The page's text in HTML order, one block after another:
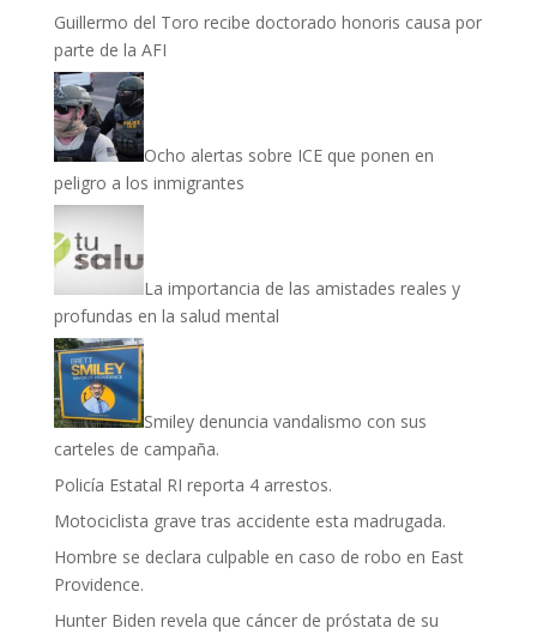
Guillermo del Toro recibe doctorado honoris causa por
parte de la AFI
Ocho alertas sobre ICE que ponen en
peligro a los inmigrantes
La importancia de las amistades reales y
profundas en la salud mental
Smiley denuncia vandalismo con sus
carteles de campaña.
Policía Estatal RI reporta 4 arrestos.
Motociclista grave tras accidente esta madrugada.
Hombre se declara culpable en caso de robo en East
Providence.
Hunter Biden revela que cáncer de próstata de su